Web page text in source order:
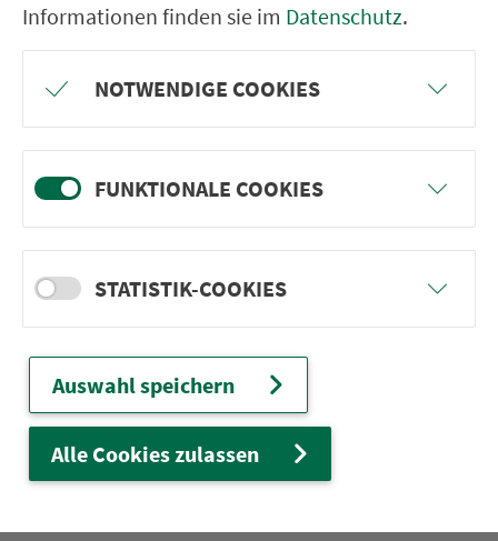
Bedienungszeitraum
Preise
Be­stel­lung
Weitere In­for­ma­ti­onen
Ver­kehrs­ver­bund Groß­raum
Nürn­berg
22.000 Qua­drat­ki­lo­me­ter. 130 Ver­kehrs­un­
Informationen finden sie im Datenschutz.
NOTWENDIGE COOKIES
FUNKTIONALE COOKIES
STATISTIK-COOKIES
Auswahl speichern
Alle Cookies zulassen